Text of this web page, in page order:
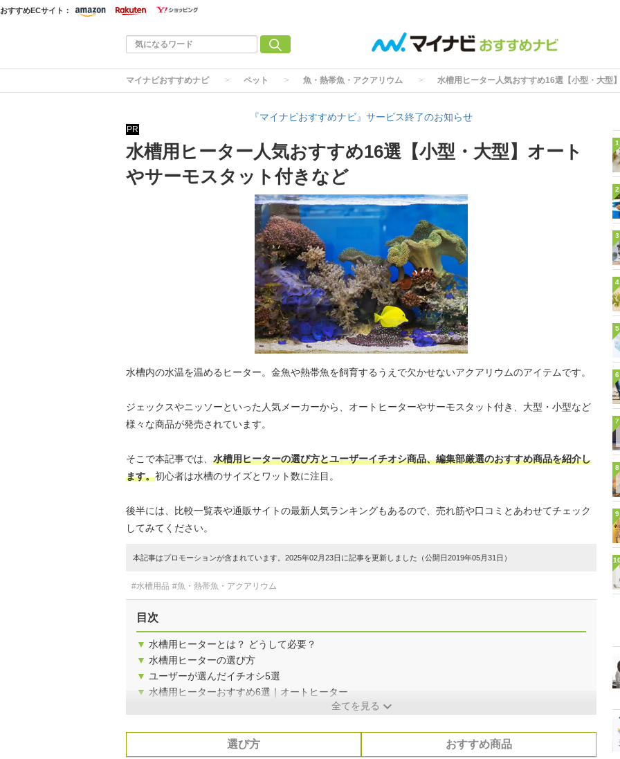
おすすめECサイト：
マイナビおすすめナビ ペット 魚・熱帯魚・アクアリウム 水槽用ヒーター人気おすすめ16選【小型・大型
『マイナビおすすめナビ』サービス終了のお知らせ
PR
水槽用ヒーター人気おすすめ16選【小型・大型】オート
やサーモスタット付きなど
水槽内の水温を温めるヒーター。金魚や熱帯魚を飼育するうえで欠かせないアクアリウムのアイテムです。
ジェックスやニッソーといった人気メーカーから、オートヒーターやサーモスタット付き、大型・小型など
様々な商品が発売されています。
そこで本記事では、 水槽用ヒーターの選び方とユーザーイチオシ商品、編集部厳選のおすすめ商品を紹介し
ます。初心者は水槽のサイズとワット数に注目。
後半には、比較一覧表や通販サイトの最新人気ランキングもあるので、売れ筋や口コミとあわせてチェック
してみてください。
本記事はプロモーションが含まれています。2025年02月23日に記事を更新しました（公開日2019年05月31日）
#水槽用品 #魚・熱帯魚・アクアリウム
目次
▼ 水槽用ヒーターとは？ どうして必要？
▼ 水槽用ヒーターの選び方
▼ ユーザーが選んだイチオシ5選
▼ 水槽用ヒーターおすすめ6選｜オートヒーター
全てを見る
選び方 おすすめ商品
1
2
3
4
5
6
7
8
9